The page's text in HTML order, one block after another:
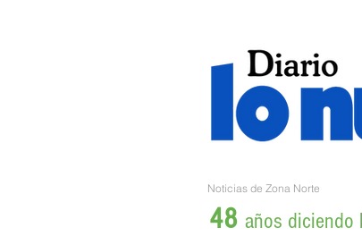
Noticias de Zona Norte
48 años diciendo